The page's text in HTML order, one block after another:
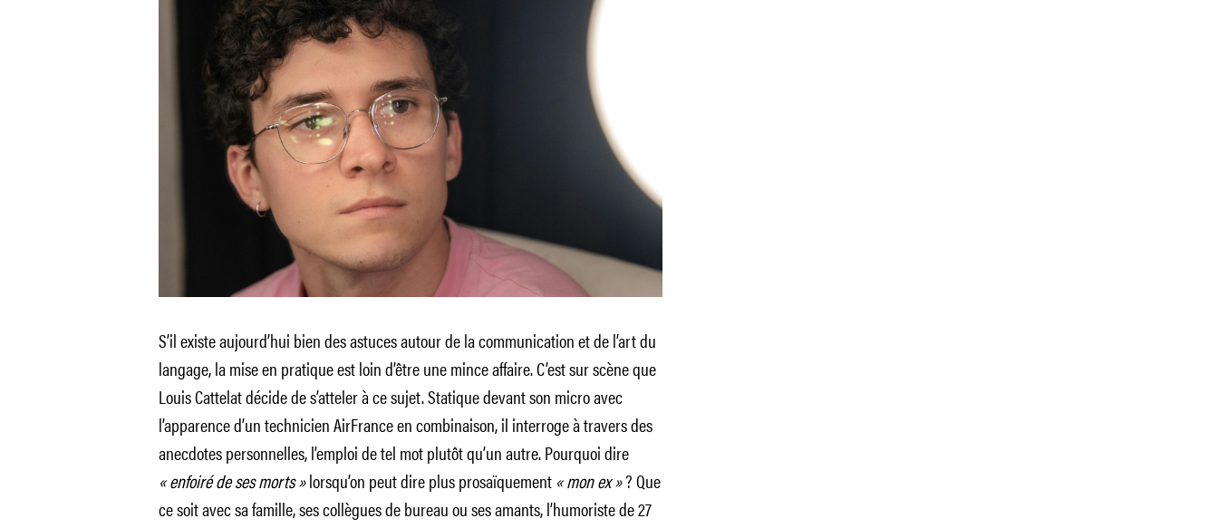
S’il existe aujourd’hui bien des astuces autour de la communication et de l’art du
langage, la mise en pratique est loin d’être une mince affaire. C’est sur scène que
Louis Cattelat décide de s’atteler à ce sujet. Statique devant son micro avec
l’apparence d’un technicien AirFrance en combinaison, il interroge à travers des
anecdotes personnelles, l’emploi de tel mot plutôt qu’un autre. Pourquoi dire
« enfoiré de ses morts »lorsqu’on peut dire plus prosaïquement « mon ex »? Que
ce soit avec sa famille, ses collègues de bureau ou ses amants, l’humoriste de 27